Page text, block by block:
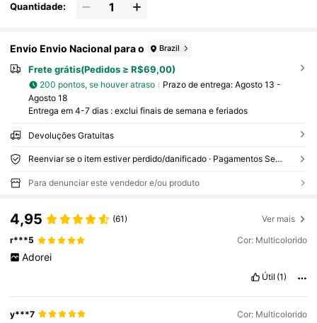
Quantidade:
Envio Envio Nacional para o Brazil
Frete grátis(Pedidos ≥ R$69,00)
200 pontos, se houver atraso Prazo de entrega: Agosto 13 -
Agosto 18
Entrega em 4-7 dias : exclui finais de semana e feriados
Devoluções Gratuitas
Reenviar se o item estiver perdido/danificado · Pagamentos Seguros · Proteção de privacidade
Para denunciar este vendedor e/ou produto
4,95 (61) Ver mais
r***5 Cor: Multicolorido
Adorei
Útil (1)
y***7 Cor: Multicolorido